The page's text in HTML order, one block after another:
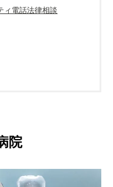
ィ電話法律相談
院